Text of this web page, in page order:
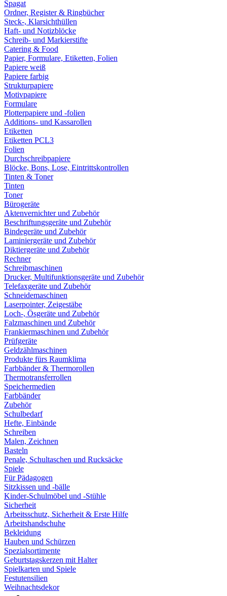
Spagat
Ordner, Register & Ringbücher
Steck-, Klarsichthüllen
Haft- und Notizblöcke
Schreib- und Markierstifte
Catering & Food
Papier, Formulare, Etiketten, Folien
Papiere weiß
Papiere farbig
Strukturpapiere
Motivpapiere
Formulare
Plotterpapiere und -folien
Additions- und Kassarollen
Etiketten
Etiketten PCL3
Folien
Durchschreibpapiere
Blöcke, Bons, Lose, Eintrittskontrollen
Tinten & Toner
Tinten
Toner
Bürogeräte
Aktenvernichter und Zubehör
Beschriftungsgeräte und Zubehör
Bindegeräte und Zubehör
Laminiergeräte und Zubehör
Diktiergeräte und Zubehör
Rechner
Schreibmaschinen
Drucker, Multifunktionsgeräte und Zubehör
Telefaxgeräte und Zubehör
Schneidemaschinen
Laserpointer, Zeigestäbe
Loch-, Ösgeräte und Zubehör
Falzmaschinen und Zubehör
Frankiermaschinen und Zubehör
Prüfgeräte
Geldzählmaschinen
Produkte fürs Raumklima
Farbbänder & Thermorollen
Thermotransferrollen
Speichermedien
Farbbänder
Zubehör
Schulbedarf
Hefte, Einbände
Schreiben
Malen, Zeichnen
Basteln
Penale, Schultaschen und Rucksäcke
Spiele
Für Pädagogen
Sitzkissen und -bälle
Kinder-Schulmöbel und -Stühle
Sicherheit
Arbeitsschutz, Sicherheit & Erste Hilfe
Arbeitshandschuhe
Bekleidung
Hauben und Schürzen
Spezialsortimente
Geburtstagskerzen mit Halter
Spielkarten und Spiele
Festutensilien
Weihnachtsdekor